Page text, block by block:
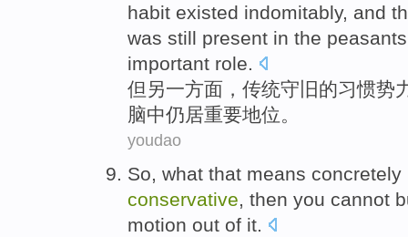
habit existed indomitably, and
was still present in the
important role
但 另一方面， 传统守旧 的习惯势
脑中仍居重要地位。
youdao
So, what that means concretely
conservative, then you cannot
motion out of it.